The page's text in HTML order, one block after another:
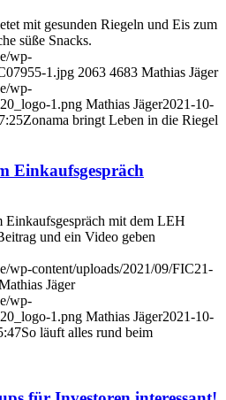
mit gesunden Riegeln und Eis zum
süße Snacks.
wp-
1.jpg 2063 4683 Mathias Jäger
wp-
1.png Mathias Jäger2021-10-
Zonama bringt Leben in die Riegel
Einkaufsgespräch
mit dem LEH
und ein Video geben
wp-content/uploads/2021/09/FIC21-
Jäger
wp-
1.png Mathias Jäger2021-10-
So läuft alles rund beim